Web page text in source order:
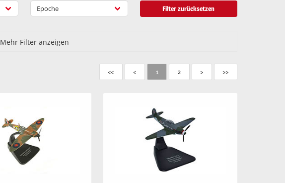
Epoche Filter zurücksetzen
Mehr Filter anzeigen
<< < 1 2 > >>